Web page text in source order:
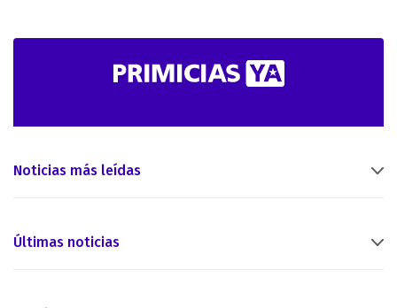
Noticias más leídas
Últimas noticias